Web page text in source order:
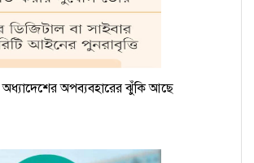
অধ্যাদেশের অপব্যবহারের ঝুঁকি আছে